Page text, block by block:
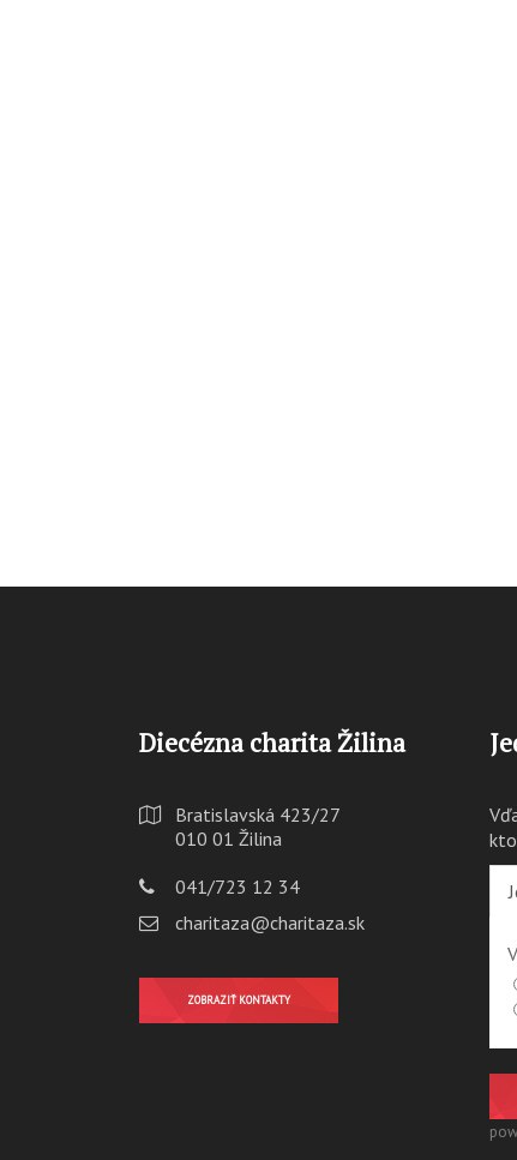
Diecézna charita Žilina
Bratislavská 423/27
010 01 Žilina
041/723 12 34
charitaza@charitaza.sk
ZOBRAZIŤ KONTAKTY